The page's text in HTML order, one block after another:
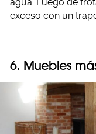
agua. Luego de
exceso con un
6. Muebles